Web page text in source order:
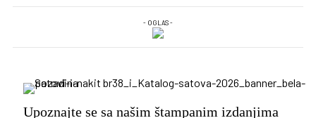
- OGLAS -
Upoznajte se sa našim štampanim izdanjima